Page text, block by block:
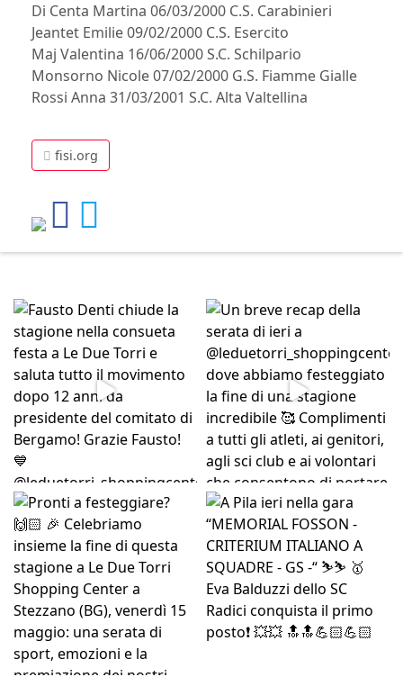
Di Centa Martina 06/03/2000 C.S. Carabinieri
Jeantet Emilie 09/02/2000 C.S. Esercito
Maj Valentina 16/06/2000 S.C. Schilpario
Monsorno Nicole 07/02/2000 G.S. Fiamme Gialle
Rossi Anna 31/03/2001 S.C. Alta Valtellina
fisi.org